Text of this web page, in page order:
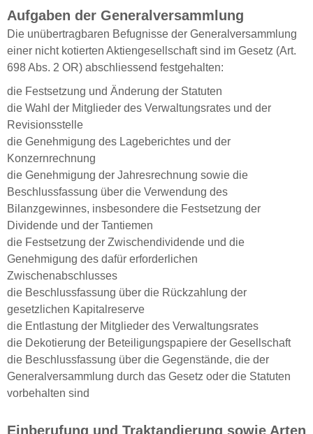
Aufgaben der Generalversammlung
Die unübertragbaren Befugnisse der Generalversammlung
einer nicht kotierten Aktiengesellschaft sind im Gesetz (Art.
698 Abs. 2 OR) abschliessend festgehalten:
die Festsetzung und Änderung der Statuten
die Wahl der Mitglieder des Verwaltungsrates und der
Revisionsstelle
die Genehmigung des Lageberichtes und der
Konzernrechnung
die Genehmigung der Jahresrechnung sowie die
Beschlussfassung über die Verwendung des
Bilanzgewinnes, insbesondere die Festsetzung der
Dividende und der Tantiemen
die Festsetzung der Zwischendividende und die
Genehmigung des dafür erforderlichen
Zwischenabschlusses
die Beschlussfassung über die Rückzahlung der
gesetzlichen Kapitalreserve
die Entlastung der Mitglieder des Verwaltungsrates
die Dekotierung der Beteiligungspapiere der Gesellschaft
die Beschlussfassung über die Gegenstände, die der
Generalversammlung durch das Gesetz oder die Statuten
vorbehalten sind
Einberufung und Traktandierung sowie Arten